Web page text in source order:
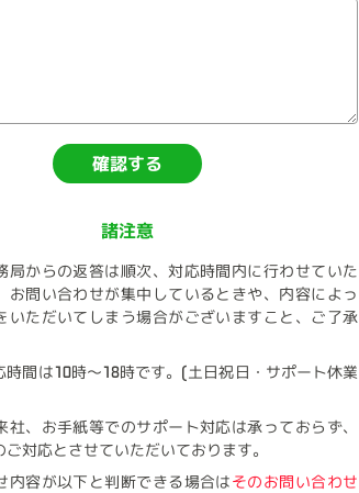
確認する
諸注意
局からの返答は順次、対応時間内に行わせていた
お問い合わせが集中しているときや、内容によっ
いただいてしまう場合がございますこと、ご了承
時間は10時～18時です。(土日祝日・サポート休業
社、お手紙等でのサポート対応は承っておらず、
対応とさせていただいております。
内容が以下と判断できる場合はそのお問い合わせ